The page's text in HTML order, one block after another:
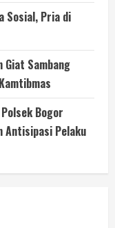
Sosial, Pria di
Giat Sambang
Bogor
Antisipasi Pelaku